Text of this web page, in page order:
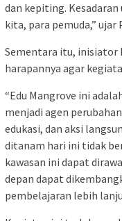
dan kepiting.
kita, para pemuda,” ujar
Sementara itu, inisiator
harapannya agar
“Edu Mangrove ini
menjadi agen
edukasi, dan aksi
ditanam hari ini tidak
kawasan ini dapat
depan dapat
pembelajaran lebih